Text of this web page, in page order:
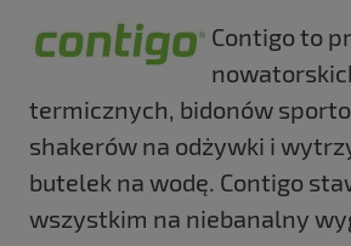
Contigo to
termicznych, bidonów
shakerów na odżywki i
butelek na wodę. Contigo
wszystkim na niebanalny